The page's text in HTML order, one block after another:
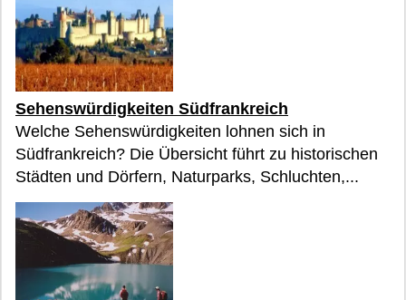
Sehenswürdigkeiten Südfrankreich
Welche Sehenswürdigkeiten lohnen sich in
Südfrankreich? Die Übersicht führt zu historischen
Städten und Dörfern, Naturparks, Schluchten,...